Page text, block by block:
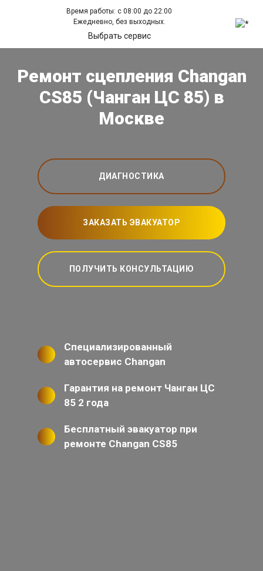
Время работы: с 08:00 до 22:00
Ежедневно, без выходных.
Выбрать сервис
Ремонт сцепления Changan
CS85 (Чанган ЦС 85) в
Москве
ДИАГНОСТИКА
ЗАКАЗАТЬ ЭВАКУАТОР
ПОЛУЧИТЬ КОНСУЛЬТАЦИЮ
Специализированный
автосервис Changan
Гарантия на ремонт Чанган ЦС
85 2 года
Бесплатный эвакуатор при
ремонте Changan CS85